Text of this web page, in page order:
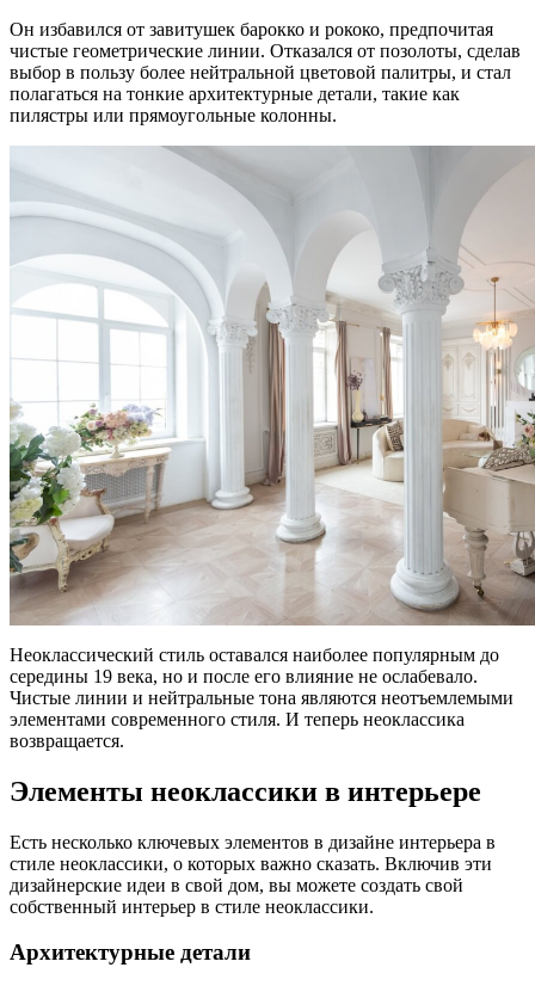
Он избавился от завитушек барокко и рококо, предпочитая
чистые геометрические линии. Отказался от позолоты, сделав
выбор в пользу более нейтральной цветовой палитры, и стал
полагаться на тонкие архитектурные детали, такие как
пилястры или прямоугольные колонны.
Неоклассический стиль оставался наиболее популярным до
середины 19 века, но и после его влияние не ослабевало.
Чистые линии и нейтральные тона являются неотъемлемыми
элементами современного стиля. И теперь неоклассика
возвращается.
Элементы неоклассики в интерьере
Есть несколько ключевых элементов в дизайне интерьера в
стиле неоклассики, о которых важно сказать. Включив эти
дизайнерские идеи в свой дом, вы можете создать свой
собственный интерьер в стиле неоклассики.
Архитектурные детали